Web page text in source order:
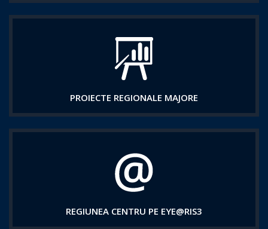
PROIECTE REGIONALE MAJORE
REGIUNEA CENTRU PE EYE@RIS3